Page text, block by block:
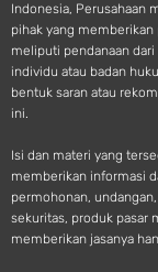
Indonesia, Perusahaan
pihak yang
meliputi pendanaan
individu atau badan
bentuk saran atau
ini.
Isi dan materi yang
memberikan informasi
permohonan,
sekuritas, produk pasar
memberikan jasanya